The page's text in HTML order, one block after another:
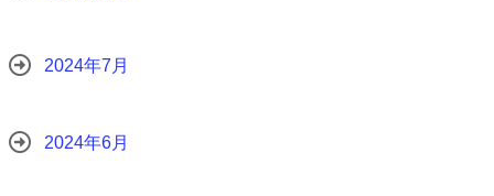
2024年7月
2024年6月